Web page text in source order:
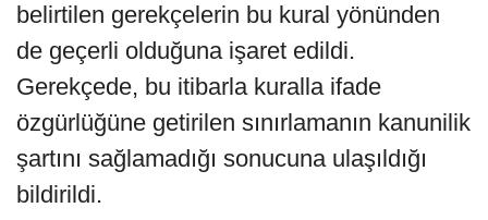
belirtilen gerekçelerin bu kural yönünden
de geçerli olduğuna işaret edildi.
Gerekçede, bu itibarla kuralla ifade
özgürlüğüne getirilen sınırlamanın kanunilik
şartını sağlamadığı sonucuna ulaşıldığı
bildirildi.